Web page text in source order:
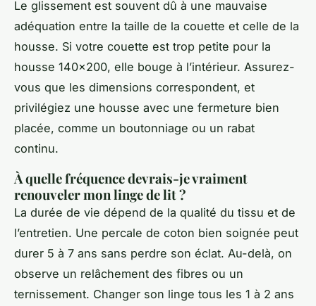
Le glissement est souvent dû à une mauvaise
adéquation entre la taille de la couette et celle de la
housse. Si votre couette est trop petite pour la
housse 140x200, elle bouge à l’intérieur. Assurez-
vous que les dimensions correspondent, et
privilégiez une housse avec une fermeture bien
placée, comme un boutonniage ou un rabat
continu.
À quelle fréquence devrais-je vraiment
renouveler mon linge de lit ?
La durée de vie dépend de la qualité du tissu et de
l’entretien. Une percale de coton bien soignée peut
durer 5 à 7 ans sans perdre son éclat. Au-delà, on
observe un relâchement des fibres ou un
ternissement. Changer son linge tous les 1 à 2 ans